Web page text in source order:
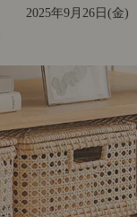
2025年9月26日(金)